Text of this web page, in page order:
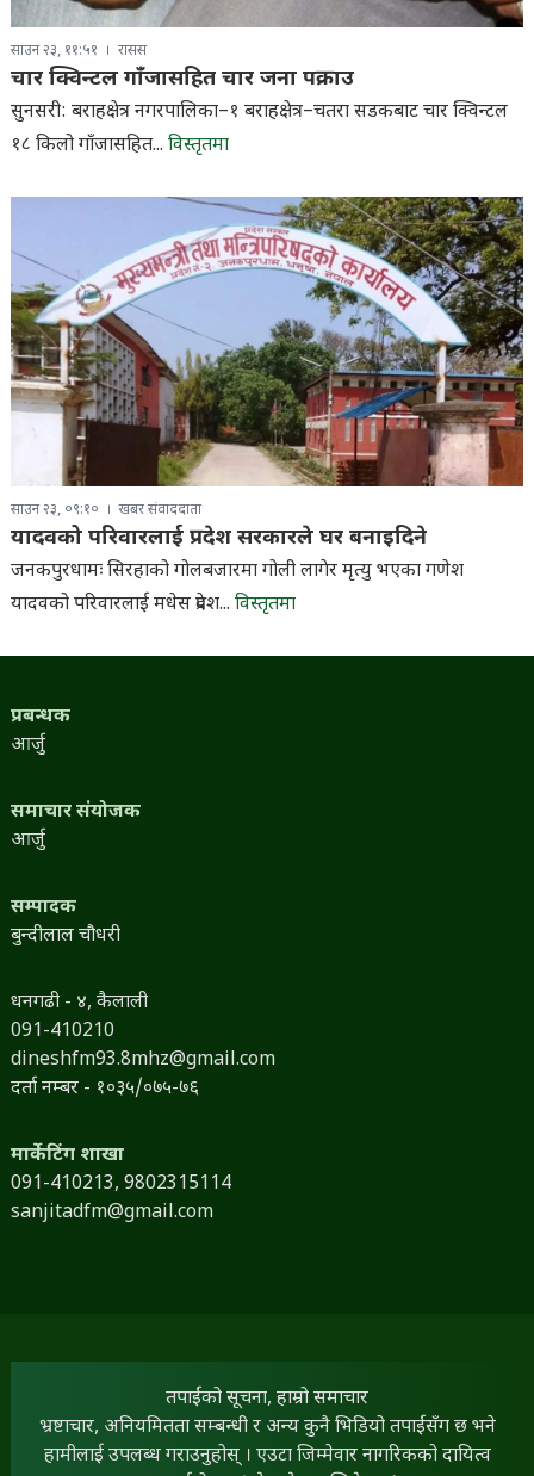
साउन २३, ११:५१ रासस
चार क्विन्टल गाँजासहित चार जना पक्राउ
सुनसरी: बराहक्षेत्र नगरपालिका–१ बराहक्षेत्र–चतरा सडकबाट चार क्विन्टल
१८ किलो गाँजासहित... विस्तृतमा
साउन २३, ०९:१० खबर संवाददाता
यादवको परिवारलाई प्रदेश सरकारले घर बनाइदिने
जनकपुरधामः सिरहाको गोलबजारमा गोली लागेर मृत्यु भएका गणेश
यादवको परिवारलाई मधेस प्रदेश... विस्तृतमा
प्रबन्धक
आर्जु
समाचार संयोजक
आर्जु
सम्पादक
बुन्दीलाल चौधरी
धनगढी - ४, कैलाली
091-410210
dineshfm93.8mhz@gmail.com
दर्ता नम्बर - १०३५/०७५-७६
मार्केटिंग शाखा
091-410213, 9802315114
sanjitadfm@gmail.com
तपाईंको सूचना, हाम्रो समाचार
भ्रष्टाचार, अनियमितता सम्बन्धी र अन्य कुनै भिडियो तपाईंसँग छ भने
हामीलाई उपलब्ध गराउनुहोस् । एउटा जिम्मेवार नागरिकको दायित्व